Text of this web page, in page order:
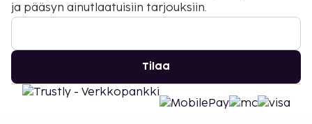
ja pääsyn ainutlaatuisiin tarjouksiin.
Tilaa